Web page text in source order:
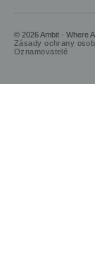
© 2026 Ambit · Where
Zásady ochrany
Oznamovatelé